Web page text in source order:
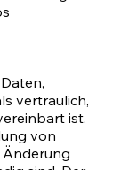
vertraulich,
ist.
von
Änderung